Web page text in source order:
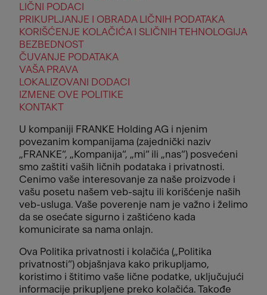
LIČNI PODACI
PRIKUPLJANJE I OBRADA LIČNIH PODATAKA
KORIŠĆENJE KOLAČIĆA I SLIČNIH TEHNOLOGIJA
BEZBEDNOST
ČUVANJE PODATAKA
VAŠA PRAVA
LOKALIZOVANI DODACI
IZMENE OVE POLITIKE
KONTAKT
U kompaniji FRANKE Holding AG i njenim
povezanim kompanijama (zajednički naziv
„FRANKE“, „Kompanija“, „mi“ ili „nas“) posvećeni
smo zaštiti vaših ličnih podataka i privatnosti.
Cenimo vaše interesovanje za naše proizvode i
vašu posetu našem veb-sajtu ili korišćenje naših
veb-usluga. Vaše poverenje nam je važno i želimo
da se osećate sigurno i zaštićeno kada
komunicirate sa nama onlajn.
Ova Politika privatnosti i kolačića („Politika
privatnosti“) objašnjava kako prikupljamo,
koristimo i štitimo vaše lične podatke, uključujući
informacije prikupljene preko kolačića. Takođe